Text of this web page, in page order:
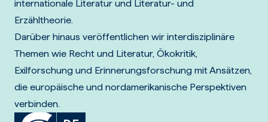
internationale Literatur und Literatur- und
Erzähltheorie.
Darüber hinaus veröffentlichen wir interdisziplinäre
Themen wie Recht und Literatur, Ökokritik,
Exilforschung und Erinnerungsforschung mit Ansätzen,
die europäische und nordamerikanische Perspektiven
verbinden.